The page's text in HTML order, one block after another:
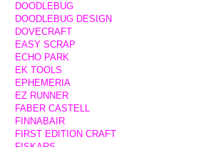
DOODLEBUG
DOODLEBUG DESIGN
DOVECRAFT
EASY SCRAP
ECHO PARK
EK TOOLS
EPHEMERIA
EZ RUNNER
FABER CASTELL
FINNABAIR
FIRST EDITION CRAFT